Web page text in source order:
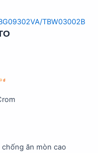
₫
chống ăn mòn cao